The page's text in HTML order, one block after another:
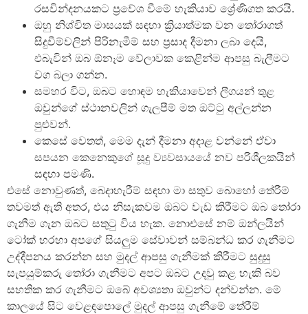
රසවින්දනයකට ප්‍රවේශ වීමේ හැකියාව ශ්‍රේණිගත කරයි.
ඔහු නිශ්චිත මාසයක් සඳහා ක්‍රියාත්මක වන තෝරාගත්
සිදුවීම්වලින් පිරිනැමීම් සහ ප්‍රසාද දීමනා ලබා දෙයි,
එබැවින් ඔබ ඕනෑම වේලාවක කෙළින්ම ආපසු බැලීමට
වග බලා ගන්න.
සමහර විට, ඔබට හොඳම හැකියාවෙන් ලීගයන් තුළ
ඔවුන්ගේ ස්ථානවලින් ගැලපීම් මත ඔට්ටු අල්ලන්න
පුළුවන්.
කෙසේ වෙතත්, මෙම දැන් දීමනා අදාළ වන්නේ ඒවා
සපයන කෙනෙකුගේ සූදු ව්‍යවසායයේ නව පරිශීලකයින්
සඳහා පමණි.
එසේ නොවුණත්, බෙදාහැරීම් සඳහා මා සතුව බොහෝ තේරීම්
තවමත් ඇති අතර, එය නිසැකවම ඔබට වැඩ කිරීමට ඔබ තෝරා
ගැනීම ගැන ඔබට සතුටු විය හැක. නොඑසේ නම් ඔන්ලයින්
ටෝක් හරහා අපගේ සියලුම සේවාවන් සම්බන්ධ කර ගැනීමට
උද්දීපනය කරන්න සහ මුදල් ආපසු ගැනීමක් කිරීමට සුදුසු
සැපයුම්කරු තෝරා ගැනීමට අපට ඔබට උදවු කළ හැකි බව
සහතික කර ගැනීමට ඔබේ අවශ්‍යතා ඔවුන්ට දන්වන්න. මේ
කාලයේ සිට වෙළඳපොලේ මුදල් ආපසු ගැනීමේ තේරීම්